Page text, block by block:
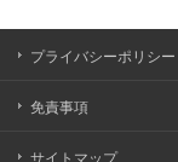
プライバシーポリシー
免責事項
サイトマップ